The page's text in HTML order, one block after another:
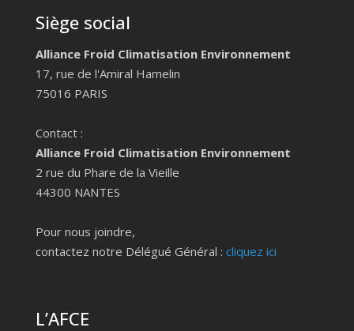
Siège social
Alliance Froid Climatisation Environnement
17, rue de l'Amiral Hamelin
75016 PARIS
Contact :
Alliance Froid Climatisation Environnement
2 rue du Phare de la Vieille
44300 NANTES
Pour nous joindre,
contactez notre Délégué Général : cliquez ici
L’AFCE